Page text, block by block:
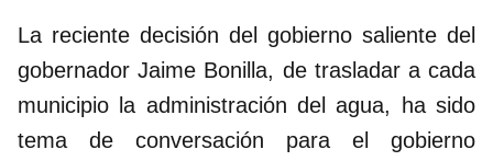
La reciente decisión del gobierno saliente del
gobernador Jaime Bonilla, de trasladar a cada
municipio la administración del agua, ha sido
tema de conversación para el gobierno